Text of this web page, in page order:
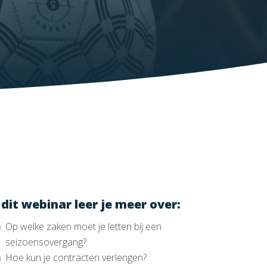
webinar leer je meer over:
Op welke zaken moet je letten bij een
seizoensovergang?
Hoe kun je contracten verlengen?